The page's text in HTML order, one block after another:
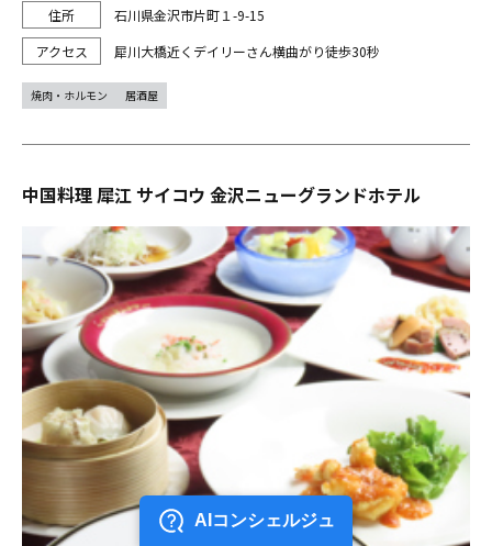
石川県金沢市片町１-9-15
犀川大橋近くデイリーさん横曲がり徒歩30秒
焼肉・ホルモン 居酒屋
中国料理 犀江 サイコウ 金沢ニューグランドホテル